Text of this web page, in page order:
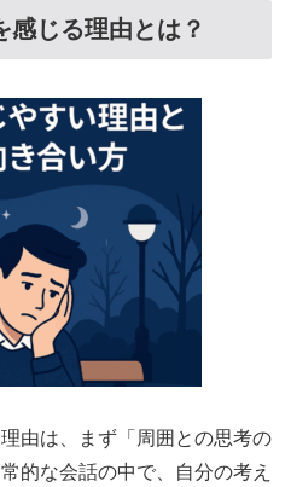
感じる理由とは？
由は、まず「周囲との思考の
的な会話の中で、自分の考え